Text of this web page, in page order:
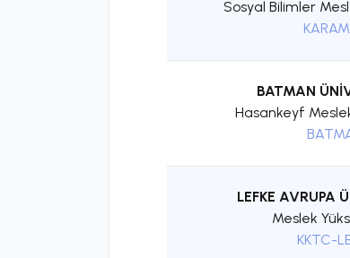
Sosyal Bilimler
BATMAN
Hasankeyf
LEFKE AVRUPA
Meslek
KKTC-